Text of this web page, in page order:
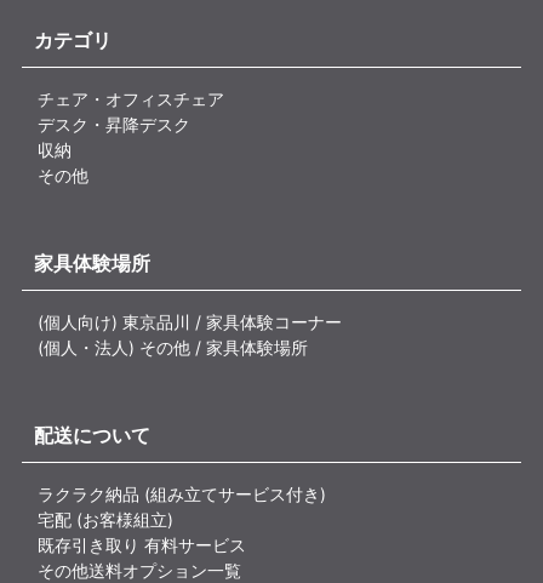
カテゴリ
チェア・オフィスチェア
デスク・昇降デスク
収納
その他
家具体験場所
(個人向け) 東京品川 / 家具体験コーナー
(個人・法人) その他 / 家具体験場所
配送について
ラクラク納品 (組み立てサービス付き)
宅配 (お客様組立)
既存引き取り 有料サービス
その他送料オプション一覧